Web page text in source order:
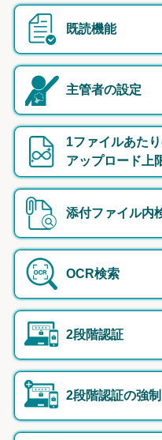
既読機能
主管者の設定
1ファイルあた
アップロード上
添付ファイル内
OCR検索
2段階認証
2段階認証の強制